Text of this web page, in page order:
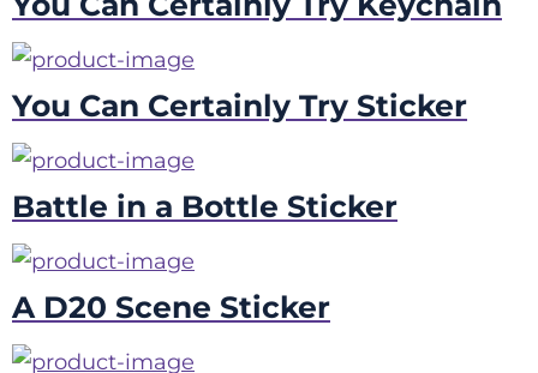
You Can Certainly Try Sticker
Battle in a Bottle Sticker
A D20 Scene Sticker